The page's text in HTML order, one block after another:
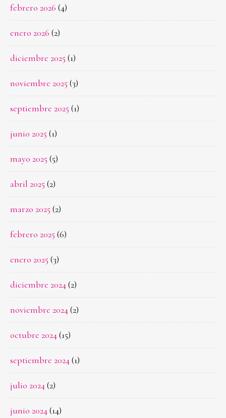
febrero 2026 (4)
enero 2026 (2)
diciembre 2025 (1)
noviembre 2025 (3)
septiembre 2025 (1)
junio 2025 (1)
mayo 2025 (5)
abril 2025 (2)
marzo 2025 (2)
febrero 2025 (6)
enero 2025 (3)
diciembre 2024(2)
noviembre 2024(2)
octubre 2024(15)
septiembre 2024(1)
julio 2024(2)
junio 2024(14)